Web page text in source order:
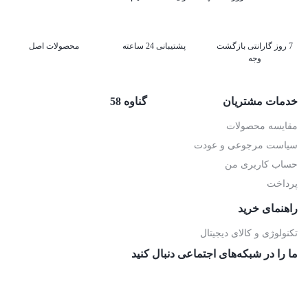
7 روز گارانتی بازگشت
وجه
پشتیبانی 24 ساعته محصولات اصل
خدمات مشتریان
مقایسه محصولات
سیاست مرجوعی و عودت
حساب کاربری من
پرداخت
گناوه 58
راهنمای خرید
تکنولوژی و کالای دیجیتال
ما را در شبکه‌های اجتماعی دنبال کنید